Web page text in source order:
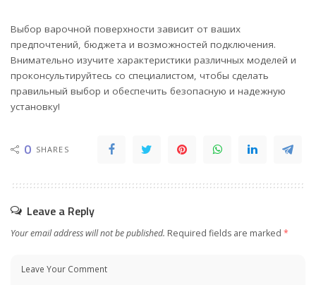
Выбор варочной поверхности зависит от ваших
предпочтений, бюджета и возможностей подключения.
Внимательно изучите характеристики различных моделей и
проконсультируйтесь со специалистом, чтобы сделать
правильный выбор и обеспечить безопасную и надежную
установку!
0 SHARES
Leave a Reply
Your email address will not be published. Required fields are marked *